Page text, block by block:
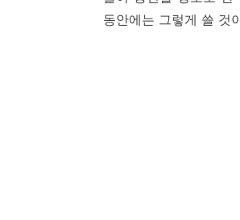
동안에는 그렇게 쓸 것